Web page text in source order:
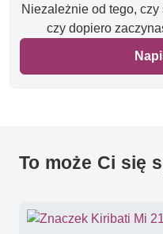
Niezależnie od tego,
czy dopiero
To może Ci się